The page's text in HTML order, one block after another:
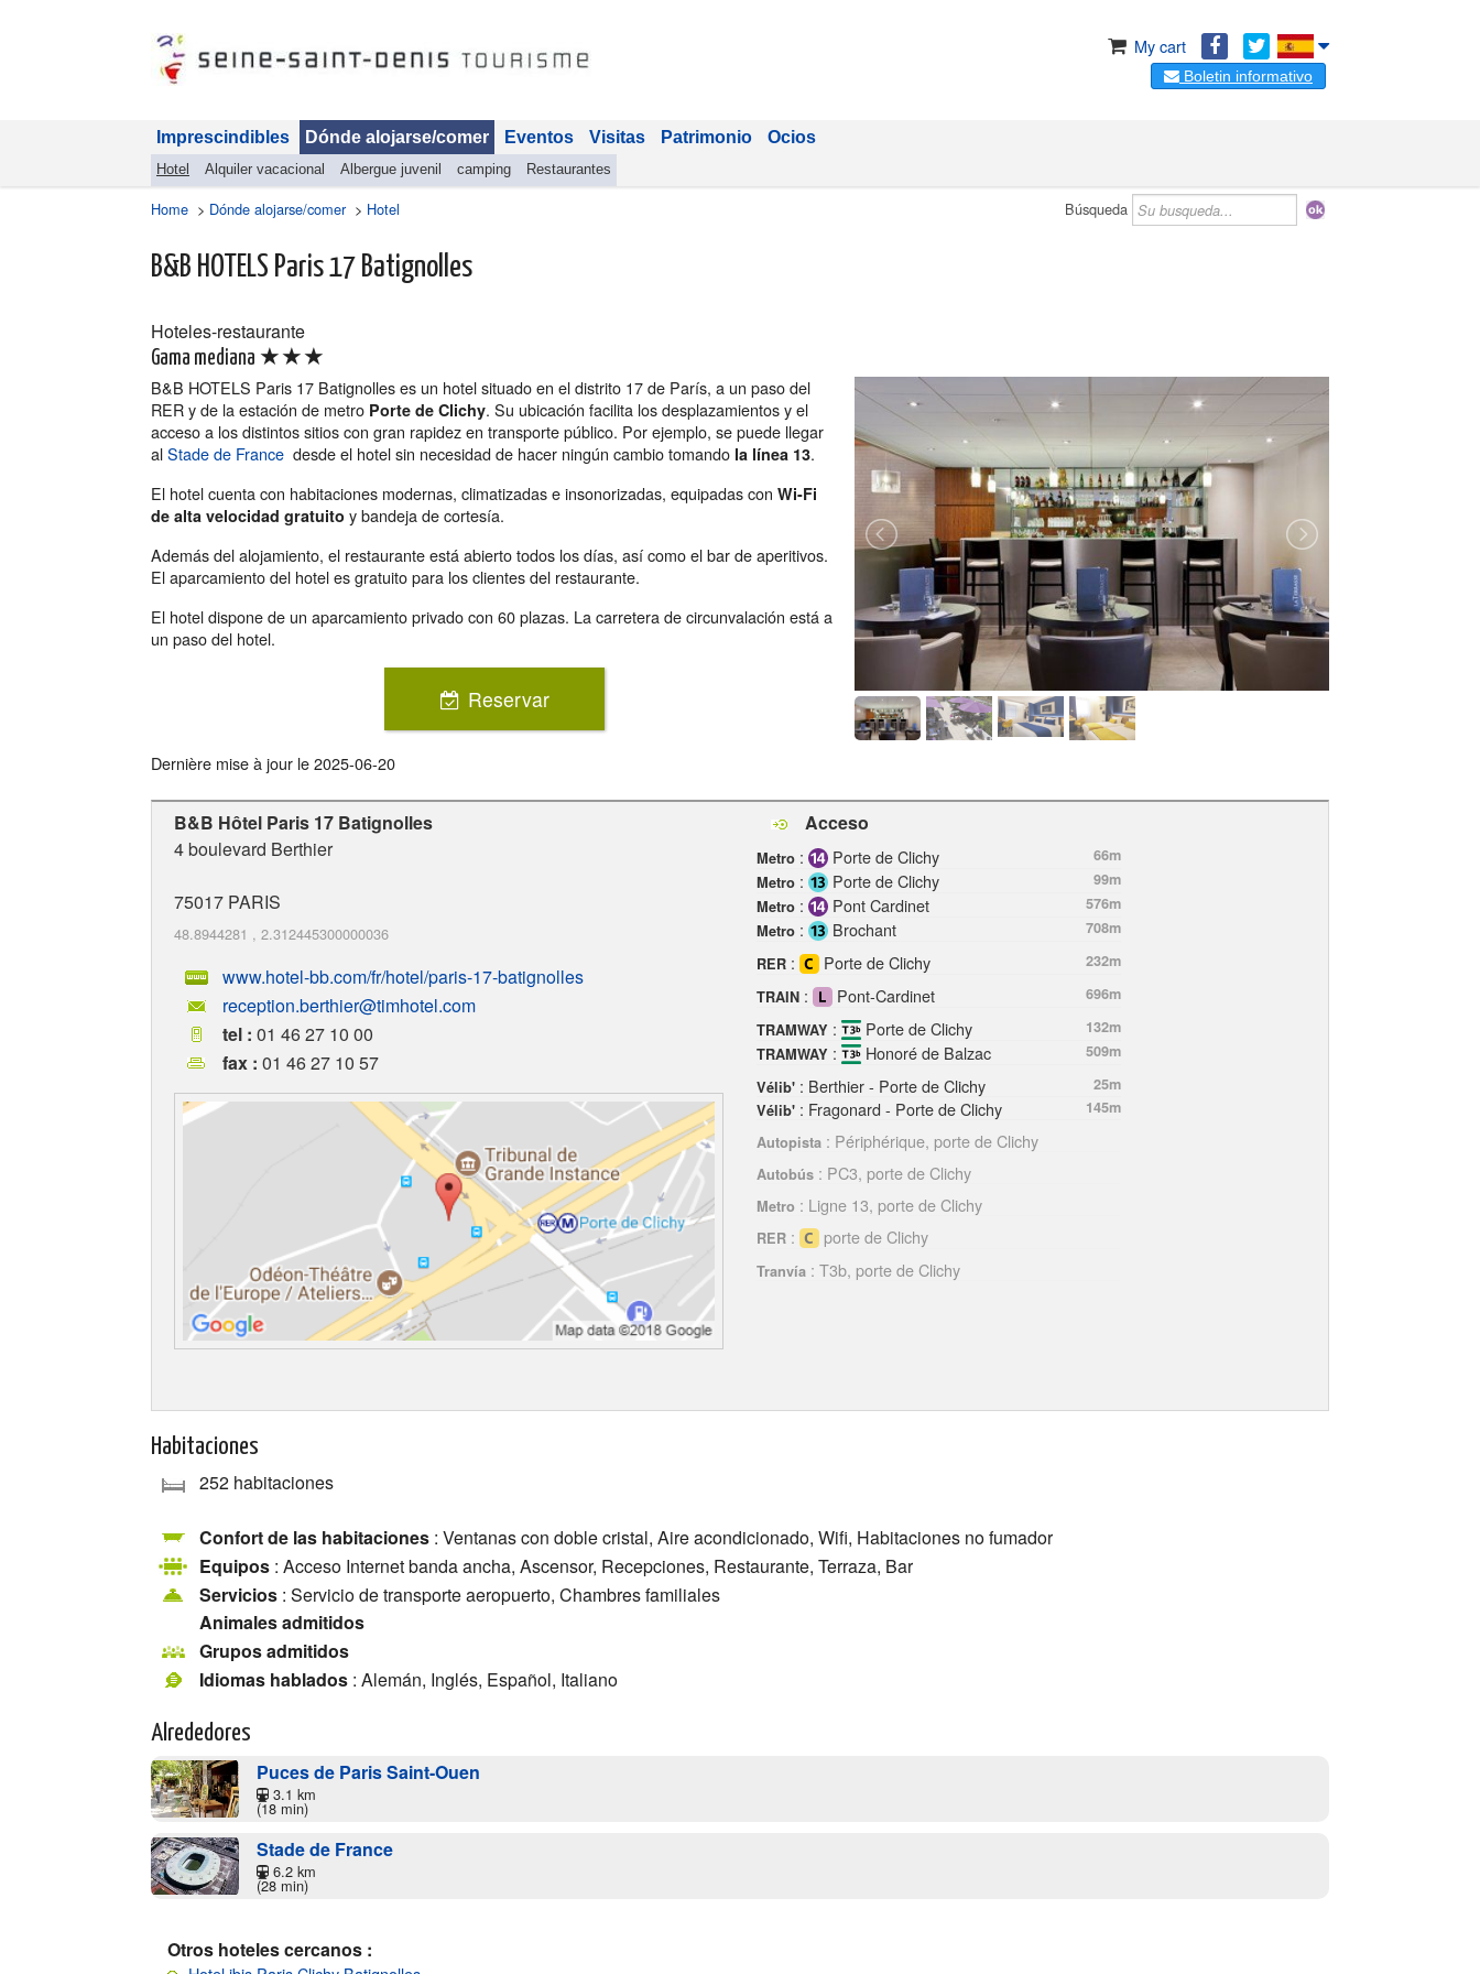
My cart
Boletin informativo
Imprescindibles Dónde alojarse/comer
Hotel Alquiler vacacional Albergue juvenil camping Restaurantes
Eventos Visitas Patrimonio Ocios
Home > Dónde alojarse/comer> Hotel Búsqueda
B&B HOTELS Paris 17 Batignolles
Hoteles-restaurante
Gama mediana ★★★
B&B HOTELS Paris 17 Batignolles es un hotel situado en el distrito 17 de París, a un paso del
RER y de la estación de metro Porte de Clichy. Su ubicación facilita los desplazamientos y el
acceso a los distintos sitios con gran rapidez en transporte público. Por ejemplo, se puede llegar
alStade de France desde el hotel sin necesidad de hacer ningún cambio tomando la línea 13.
El hotel cuenta con habitaciones modernas, climatizadas e insonorizadas, equipadas con Wi-Fi
de alta velocidad gratuito y bandeja de cortesía.
Además del alojamiento, el restaurante está abierto todos los días, así como el bar de aperitivos.
El aparcamiento del hotel es gratuito para los clientes del restaurante.
El hotel dispone de un aparcamiento privado con 60 plazas. La carretera de circunvalación está a
un paso del hotel.
Reservar
Dernière mise à jour le2025-06-20
B&B Hôtel Paris 17 Batignolles
4 boulevard Berthier
75017 PARIS
48.8944281 , 2.312445300000036
www.hotel-bb.com/fr/hotel/paris-17-batignolles
reception.berthier@timhotel.com
tel : 01 46 27 10 00
fax : 01 46 27 10 57
Acceso
Metro : Porte de Clichy
66m
Metro : Porte de Clichy
99m
Metro : Pont Cardinet
576m
Metro : Brochant
708m
RER : Porte de Clichy
232m
TRAIN : Pont-Cardinet
696m
TRAMWAY : Porte de Clichy
132m
TRAMWAY : Honoré de Balzac
509m
Vélib' : Berthier - Porte de Clichy
25m
Vélib' : Fragonard - Porte de Clichy
145m
Autopista : Périphérique, porte de Clichy
Autobús : PC3, porte de Clichy
Metro : Ligne 13, porte de Clichy
RER : porte de Clichy
Tranvía : T3b, porte de Clichy
Habitaciones
252 habitaciones
Confort de las habitaciones : Ventanas con doble cristal, Aire acondicionado, Wifi, Habitaciones no fumador
Equipos : Acceso Internet banda ancha, Ascensor, Recepciones, Restaurante, Terraza, Bar
Servicios : Servicio de transporte aeropuerto, Chambres familiales
Animales admitidos
Grupos admitidos
Idiomas hablados : Alemán, Inglés, Español, Italiano
Alrededores
Puces de Paris Saint-Ouen
3.1 km
(18 min)
Stade de France
6.2 km
(28 min)
Otros hoteles cercanos :